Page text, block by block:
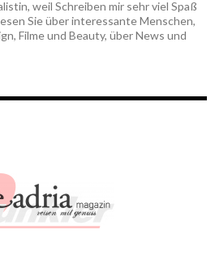
weil Schreiben mir sehr viel Spaß
Sie über interessante Menschen,
Filme und Beauty, über News und